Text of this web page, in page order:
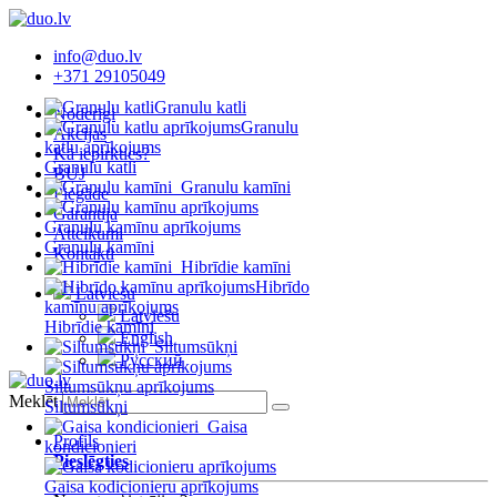
info@duo.lv
+371 29105049
Noderīgi
Akcijas
Kā iepirkties?
BUJ
Piegāde
Garantija
Atteikumi
Kontakti
Latviešu
Latviešu
English
Русский
Granulu katli
Granulu
katlu aprīkojums
Granulu katli
Granulu kamīni
Granulu kamīnu aprīkojums
Granulu kamīni
Hibrīdie kamīni
Hibrīdo
kamīnu aprīkojums
Hibrīdie kamīni
Siltumsūkņi
Siltumsūkņu aprīkojums
Siltumsūkņi
Gaisa
kondicionieri
Gaisa kodicionieru aprīkojums
Meklēt
Profils
Pieslēgties